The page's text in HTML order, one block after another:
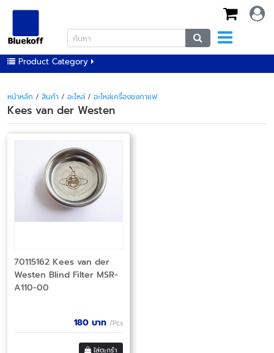
Product Category
หน้าหลัก / สินค้า / อะไหล่ / อะไหล่เครื่องชงกาแฟ
Kees van der Westen
70115162 Kees van der
Westen Blind Filter MSR-
A110-00
180 บาท /Pcs
ใส่ตะกร้า